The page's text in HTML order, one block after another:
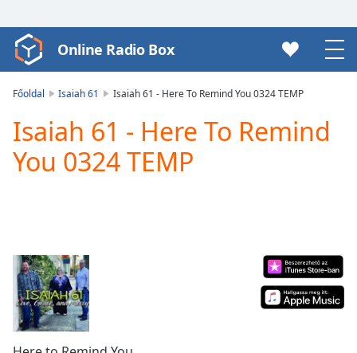
Video
Player
Play
Video
Play
Current
Time0:00
Duration-:-
Loaded:
Online Radio Box
Főoldal Isaiah 61 Isaiah 61 - Here To Remind You 0324 TEMP
Isaiah 61 - Here To Remind
You 0324 TEMP